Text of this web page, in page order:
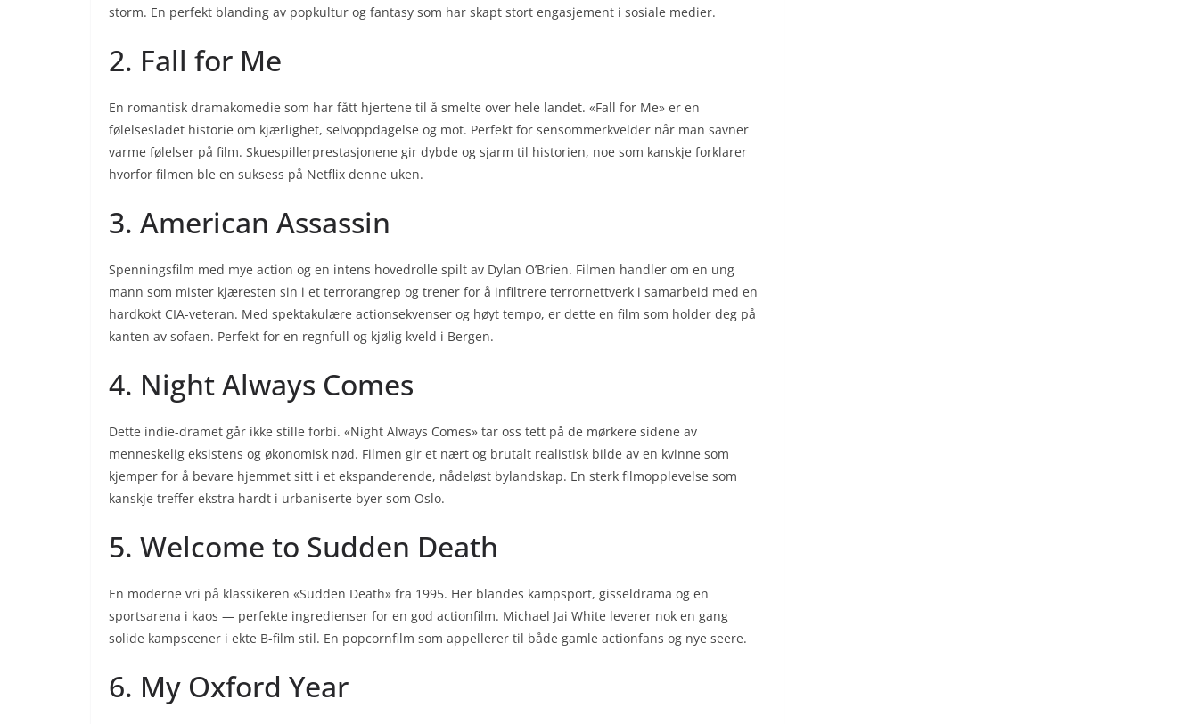
storm. En perfekt blanding av popkultur og fantasy som har skapt stort engasjement i sosiale medier.
2. Fall for Me
En romantisk dramakomedie som har fått hjertene til å smelte over hele landet. «Fall for Me» er en
følelsesladet historie om kjærlighet, selvoppdagelse og mot. Perfekt for sensommerkvelder når man savner
varme følelser på film. Skuespillerprestasjonene gir dybde og sjarm til historien, noe som kanskje forklarer
hvorfor filmen ble en suksess på Netflix denne uken.
3. American Assassin
Spenningsfilm med mye action og en intens hovedrolle spilt av Dylan O’Brien. Filmen handler om en ung
mann som mister kjæresten sin i et terrorangrep og trener for å infiltrere terrornettverk i samarbeid med en
hardkokt CIA-veteran. Med spektakulære actionsekvenser og høyt tempo, er dette en film som holder deg på
kanten av sofaen. Perfekt for en regnfull og kjølig kveld i Bergen.
4. Night Always Comes
Dette indie-dramet går ikke stille forbi. «Night Always Comes» tar oss tett på de mørkere sidene av
menneskelig eksistens og økonomisk nød. Filmen gir et nært og brutalt realistisk bilde av en kvinne som
kjemper for å bevare hjemmet sitt i et ekspanderende, nådeløst bylandskap. En sterk filmopplevelse som
kanskje treffer ekstra hardt i urbaniserte byer som Oslo.
5. Welcome to Sudden Death
En moderne vri på klassikeren «Sudden Death» fra 1995. Her blandes kampsport, gisseldrama og en
sportsarena i kaos — perfekte ingredienser for en god actionfilm. Michael Jai White leverer nok en gang
solide kampscener i ekte B-film stil. En popcornfilm som appellerer til både gamle actionfans og nye seere.
6. My Oxford Year